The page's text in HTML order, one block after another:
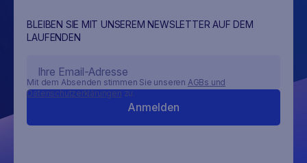
BLEIBEN SIE MIT UNSEREM NEWSLETTER AUF DEM
LAUFENDEN
Mit dem Absenden stimmen Sie unseren AGBs und
Datenschutzerklärungen zu.